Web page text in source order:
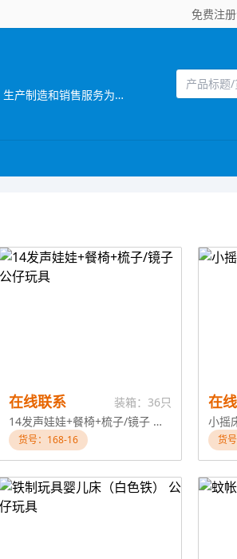
免费注册
[主营]：一六八（壹陆捌）玩具厂位于中国东南沿 海的汕头市澄海区，海陆空交通便利，是一家 集设计开发，生产制造和销售服务为一体的企业。 推推乐是一六八玩具厂旗下的一个推车玩具品牌，目前本厂主要生产婴儿手推车，娃娃公仔，彩虹编织机等儿童玩具产品，推推乐手推车玩具拥有专业的设计人员，所有开发的产品，款式新颖，结构合理，安全美观，适合各类消费层购买，所有产品均可符合国家安全检测标准EN71标准，同时推推乐推车还拥有一批强大的销售团队，目前产品销售遍及中国30多个省，直辖市覆盖国内200个城市，并且远销欧洲，南北美洲，东南亚，非洲等国家和地区 推推乐品牌诞生以来得到了广大客户和消费者的支持和认可，作为我们也将一如既往，不断创新，将“经典.环保.安全.时尚”的全新理念融入到体现品牌价值中，推推乐推车专做中国好玩具。
在线联系
装箱：36只
14发声娃娃+餐椅+梳子/镜子 公仔玩具
货号：168-16
在
小摇
货